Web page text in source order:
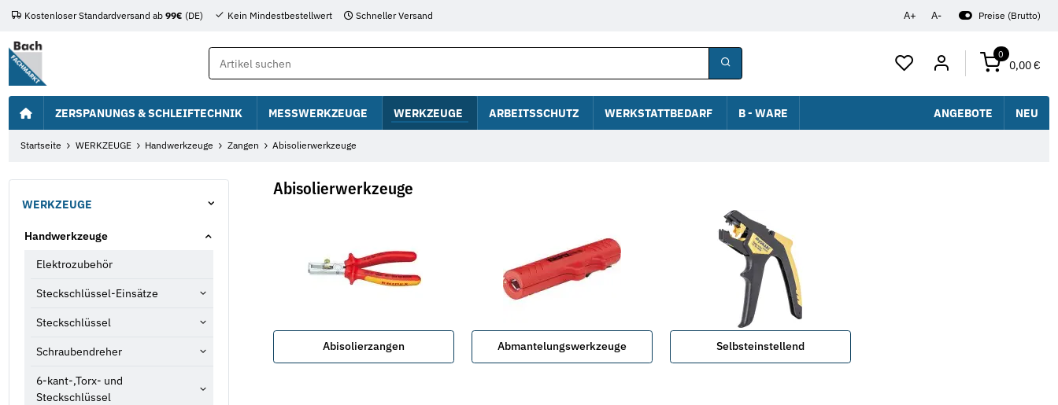
A+ A- Preise (Brutto)
Kostenloser Standardversand ab 99€ (DE) Kein Mindestbestellwert Schneller Versand
0
0,00 €
ZERSPANUNGS & SCHLEIFTECHNIK MESSWERKZEUGE WERKZEUGE ARBEITSSCHUTZ WERKSTATTBEDARF B - WARE ANGEBOTE NEU
Startseite WERKZEUGE Handwerkzeuge Zangen Abisolierwerkzeuge
Abisolierwerkzeuge
Abisolierzangen Abmantelungswerkzeuge Selbsteinstellend
WERKZEUGE
Handwerkzeuge
Elektrozubehör
Steckschlüssel-Einsätze
Steckschlüssel
Schraubendreher
6-kant-,Torx- und
Steckschlüssel